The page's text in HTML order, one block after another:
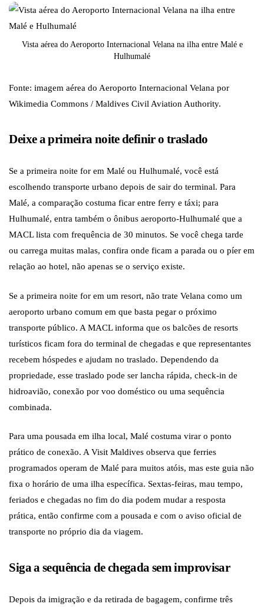
Vista aérea do Aeroporto Internacional Velana na ilha entre Malé e
Hulhumalé
Fonte: imagem aérea do Aeroporto Internacional Velana por
Wikimedia Commons / Maldives Civil Aviation Authority.
Deixe a primeira noite definir o traslado
Se a primeira noite for em Malé ou Hulhumalé, você está
escolhendo transporte urbano depois de sair do terminal. Para
Malé, a comparação costuma ficar entre ferry e táxi; para
Hulhumalé, entra também o ônibus aeroporto-Hulhumalé que a
MACL lista com frequência de 30 minutos. Se você chega tarde
ou carrega muitas malas, confira onde ficam a parada ou o píer em
relação ao hotel, não apenas se o serviço existe.
Se a primeira noite for em um resort, não trate Velana como um
aeroporto urbano comum em que basta pegar o próximo
transporte público. A MACL informa que os balcões de resorts
turísticos ficam fora do terminal de chegadas e que representantes
recebem hóspedes e ajudam no traslado. Dependendo da
propriedade, esse traslado pode ser lancha rápida, check-in de
hidroavião, conexão por voo doméstico ou uma sequência
combinada.
Para uma pousada em ilha local, Malé costuma virar o ponto
prático de conexão. A Visit Maldives observa que ferries
programados operam de Malé para muitos atóis, mas este guia não
fixa o horário de uma ilha específica. Sextas-feiras, mau tempo,
feriados e chegadas no fim do dia podem mudar a resposta
prática, então confirme com a pousada e com o aviso oficial de
transporte no próprio dia da viagem.
Siga a sequência de chegada sem improvisar
Depois da imigração e da retirada de bagagem, confirme três